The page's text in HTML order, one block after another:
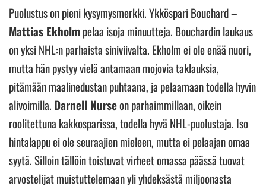
Puolustus on pieni kysymysmerkki. Ykköspari Bouchard –
Mattias Ekholmpelaa isoja minuutteja. Bouchardin laukaus
on yksi NHL:n parhaista siniviivalta. Ekholm ei ole enää nuori,
mutta hän pystyy vielä antamaan mojovia taklauksia,
pitämään maalinedustan puhtaana, ja pelaamaan todella hyvin
alivoimilla. Darnell Nurseon parhaimmillaan, oikein
roolitettuna kakkosparissa, todella hyvä NHL-puolustaja. Iso
hintalappu ei ole seuraajien mieleen, mutta ei pelaajan omaa
syytä. Silloin tällöin toistuvat virheet omassa päässä tuovat
arvostelijat muistuttelemaan yli yhdeksästä miljoonasta